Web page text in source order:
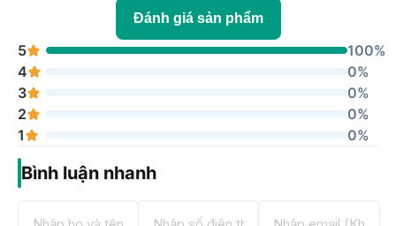
Đánh giá sản phẩm
5
100%
4
0%
3
0%
2
0%
1
0%
Bình luận nhanh